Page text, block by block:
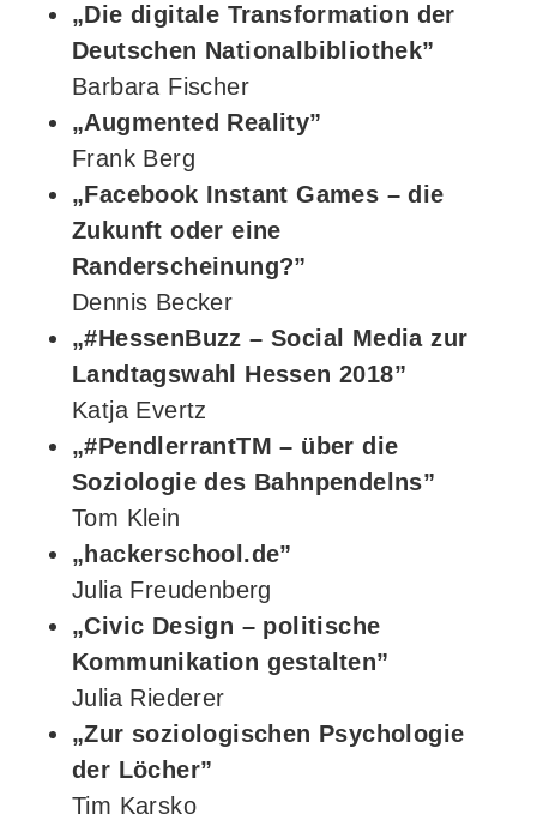
„Die digitale Transformation der
Deutschen Nationalbibliothek”
Barbara Fischer
„Augmented Reality”
Frank Berg
„Facebook Instant Games – die
Zukunft oder eine
Randerscheinung?”
Dennis Becker
„#HessenBuzz – Social Media zur
Landtagswahl Hessen 2018”
Katja Evertz
„#PendlerrantTM – über die
Soziologie des Bahnpendelns”
Tom Klein
„hackerschool.de”
Julia Freudenberg
„Civic Design – politische
Kommunikation gestalten”
Julia Riederer
„Zur soziologischen Psychologie
der Löcher”
Tim Karsko